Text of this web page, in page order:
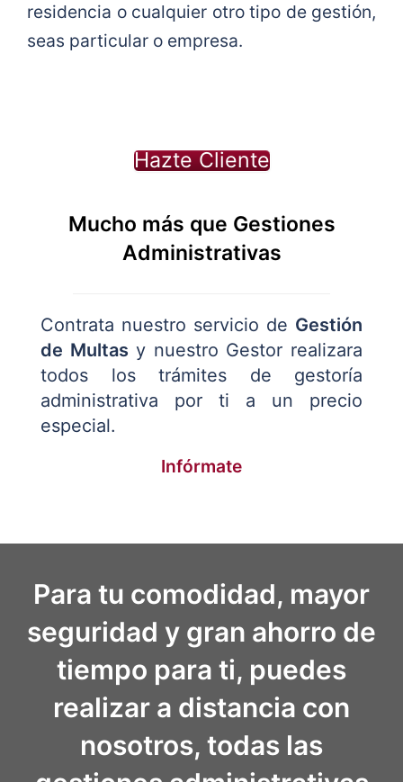
residencia o cualquier otro tipo de gestión,
seas particular o empresa.
Hazte Cliente
Mucho más que Gestiones
Administrativas
Contrata nuestro servicio de Gestión
de Multas y nuestro Gestor realizara
todos los trámites de gestoría
administrativa por ti a un precio
especial.
Infórmate
Para tu comodidad, mayor
seguridad y gran ahorro de
tiempo para ti, puedes
realizar a distancia con
nosotros, todas las